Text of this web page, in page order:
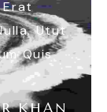
Erat
Utut
Quis
KHAN